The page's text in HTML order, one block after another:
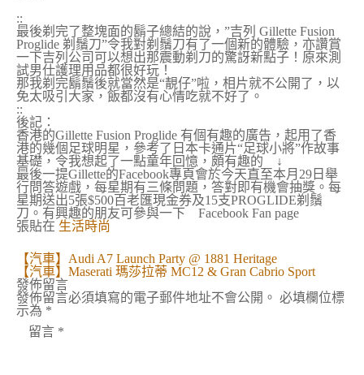
::
最後剃完了整塊面的鬍子總結的說，”吉列 Gillette Fusion
Proglide 剃鬚刀”令我對剃鬚刀有了一個新的體驗，亦讚賞
一下吉列公司可以想出那震動剃刀的驚訝新點子！原來測
試男仕護理用品都很好玩！
那我剃完鬍鬚後就當然是“靚仔”啦，相片就不公開了，以
免太吸引大家，飯都沒有心情吃就不好了。
::
後記：
香港的Gillette Fusion Proglide 有個有趣的廣告，起用了香
港的幾個足球明星，參考了日本卡通片“足球小將”作故事
基礎，令我想起了一點童年回憶，頗有趣的 ↓
最後一提Gillette的Facebook專頁會於今天直至本月29日舉
行問答遊戲，每星期有三條問題，答對即有機會抽獎。每
星期送出5張$500百老匯現金券及15支PROGLIDE剃鬚
刀。有興趣的朋友可參與一下 Facebook Fan page
張貼在 生活時尚
文
章
導
覽
【汽車】Audi A7 Launch Party @ 1881 Heritage
【汽車】Maserati 瑪莎拉蒂 MC12 & Gran Cabrio Sport
發佈留言
發佈留言必須填寫的電子郵件地址不會公開。 必填欄位標
示為 *
留言 *